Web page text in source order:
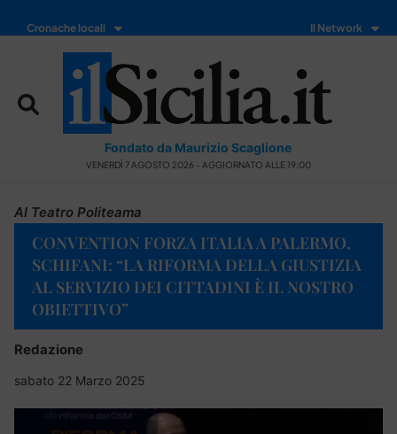
Cronache locali Il Network
Fondato da Maurizio Scaglione
VENERDÌ 7 AGOSTO 2026 - AGGIORNATO ALLE 19:00
Al Teatro Politeama
CONVENTION FORZA ITALIA A PALERMO,
SCHIFANI: “LA RIFORMA DELLA GIUSTIZIA
AL SERVIZIO DEI CITTADINI È IL NOSTRO
OBIETTIVO”
Redazione
sabato 22 Marzo 2025